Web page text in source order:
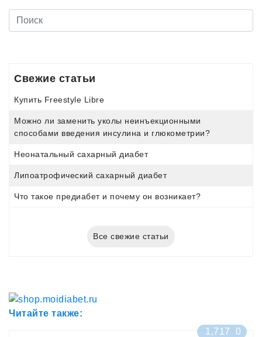
Свежие статьи
Купить Freestyle Libre
Можно ли заменить уколы неинъекционными
способами введения инсулина и глюкометрии?
Неонатальный сахарный диабет
Липоатрофический сахарный диабет
Что такое предиабет и почему он возникает?
Все свежие статьи
Читайте также:
1,717
0